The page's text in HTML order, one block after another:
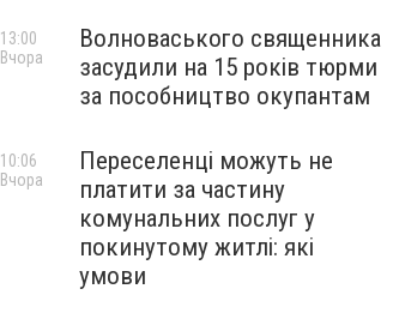
Волноваського священника
засудили на 15 років тюрми
за пособництво окупантам
13:00
Вчора
Переселенці можуть не
платити за частину
комунальних послуг у
покинутому житлі: які
умови
10:06
Вчора